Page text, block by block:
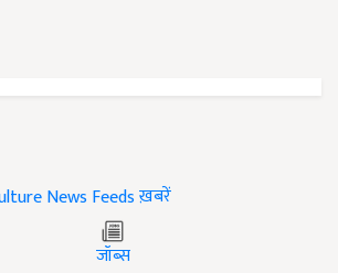
ख़बरें
जॉब्स